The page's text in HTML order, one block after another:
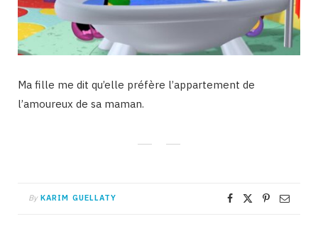
Ma fille me dit qu’elle préfère l’appartement de
l’amoureux de sa maman.
By KARIM GUELLATY